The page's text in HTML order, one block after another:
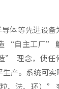
体等先进设备
“自主工厂”
” 理念，使任
生产。系统可
、法、环）”